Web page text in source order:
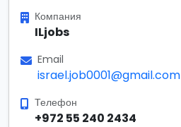
Компания
ILjobs
Email
israel.job0001@gmail.com
Телефон
+972 55 240 2434